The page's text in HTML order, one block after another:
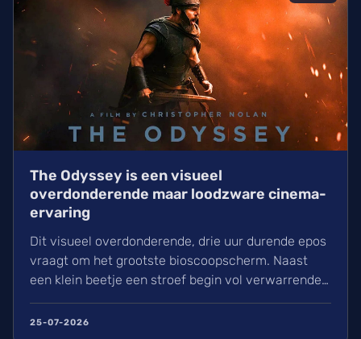
The Odyssey is een visueel
overdonderende maar loodzware cinema-
ervaring
Dit visueel overdonderende, drie uur durende epos
vraagt om het grootste bioscoopscherm. Naast
een klein beetje een stroef begin vol verwarrende
flashbacks en wisselend acteerwerk, evolueert de
film in een indrukwekkend epos vol praktische
25-07-2026